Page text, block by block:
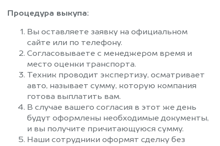
Процедура выкупа:
Вы оставляете заявку на официальном
сайте или по телефону.
Согласовываете с менеджером время и
место оценки транспорта.
Техник проводит экспертизу, осматривает
авто, называет сумму, которую компания
готова выплатить вам.
В случае вашего согласия в этот же день
будут оформлены необходимые документы,
и вы получите причитающуюся сумму.
Наши сотрудники оформят сделку без